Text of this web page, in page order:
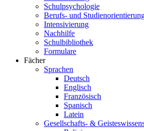
Schulpsychologie
Berufs- und
Intensivierung
Nachhilfe
Schulbibliothek
Formulare
Fächer
Sprachen
Deutsch
Englisch
Französisch
Spanisch
Latein
Gesellschafts- &